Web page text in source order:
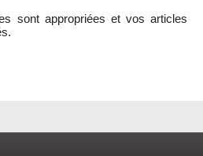
sont appropriées et vos articles